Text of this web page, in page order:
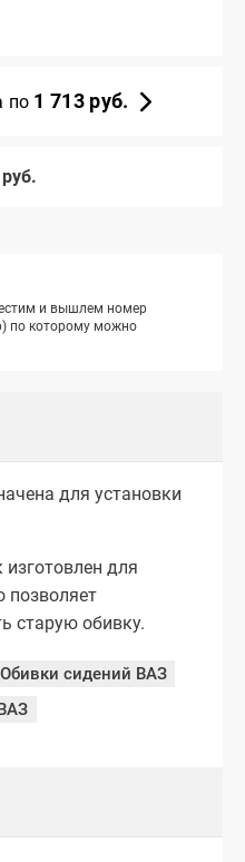
по 1 713 руб.
и вышлем номер
по которому можно
для установки
для
позволяет
старую обивку.
Обивки сидений ВАЗ